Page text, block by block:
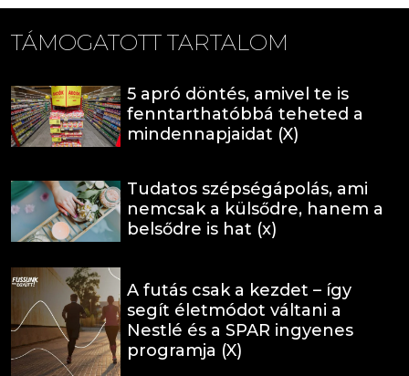
TÁMOGATOTT TARTALOM
5 apró döntés, amivel te is
fenntarthatóbbá teheted a
mindennapjaidat (X)
Tudatos szépségápolás, ami
nemcsak a külsődre, hanem a
belsődre is hat (x)
A futás csak a kezdet – így
segít életmódot váltani a
Nestlé és a SPAR ingyenes
programja (X)